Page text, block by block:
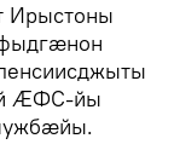
Ирыстоны
ӔФС-йы